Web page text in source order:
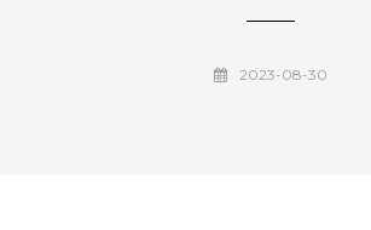
2023-08-30